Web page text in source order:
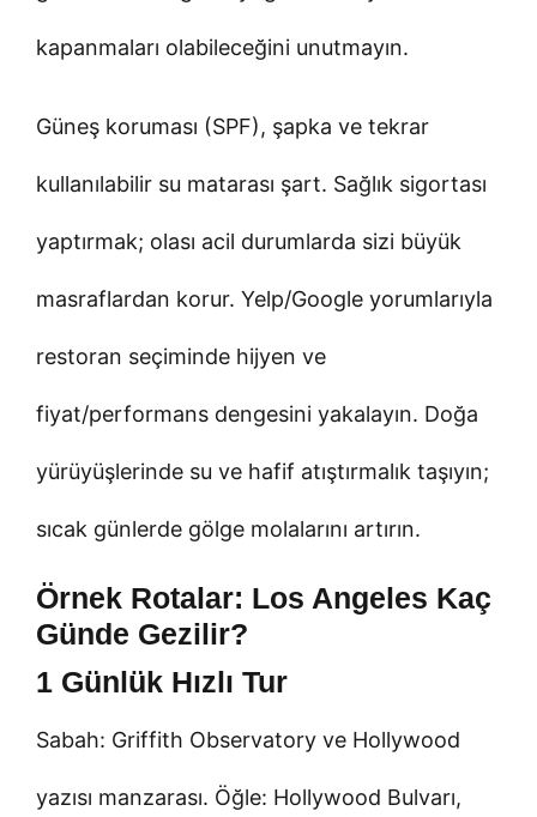
kapanmaları olabileceğini unutmayın.
Güneş koruması (SPF), şapka ve tekrar
kullanılabilir su matarası şart. Sağlık sigortası
yaptırmak; olası acil durumlarda sizi büyük
masraflardan korur. Yelp/Google yorumlarıyla
restoran seçiminde hijyen ve
fiyat/performans dengesini yakalayın. Doğa
yürüyüşlerinde su ve hafif atıştırmalık taşıyın;
sıcak günlerde gölge molalarını artırın.
Örnek Rotalar: Los Angeles Kaç
Günde Gezilir?
1 Günlük Hızlı Tur
Sabah: Griffith Observatory ve Hollywood
yazısı manzarası. Öğle: Hollywood Bulvarı,